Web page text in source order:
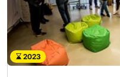
2023